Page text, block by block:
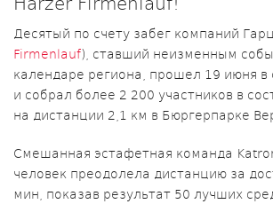
Десятый по счету забег компаний
Firmenlauf), ставший неизменным
календаре региона, прошел 19 июня в
и собрал более 2 200 участников в
на дистанции 2,1 км в Бюргерпарке
Смешанная эстафетная команда
человек преодолела дистанцию за
мин, показав результат 50 лучших